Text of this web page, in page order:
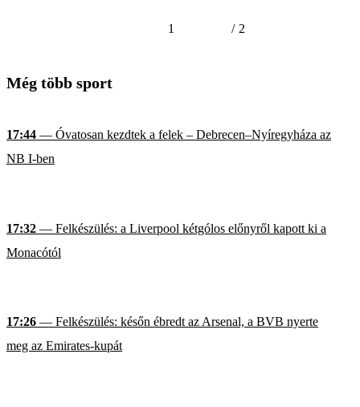
1 / 2
Még több sport
17:44 — Óvatosan kezdtek a felek – Debrecen–Nyíregyháza az
NB I-ben
17:32 — Felkészülés: a Liverpool kétgólos előnyről kapott ki a
Monacótól
17:26 — Felkészülés: későn ébredt az Arsenal, a BVB nyerte
meg az Emirates-kupát